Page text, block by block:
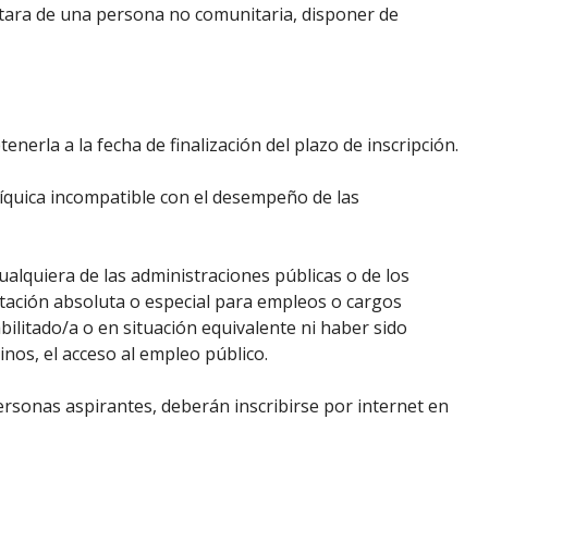
de una persona no comunitaria, disponer de
a la fecha de finalización del plazo de inscripción.
incompatible con el desempeño de las
de las administraciones públicas o de los
absoluta o especial para empleos o cargos
a o en situación equivalente ni haber sido
el acceso al empleo público.
aspirantes, deberán inscribirse por internet en